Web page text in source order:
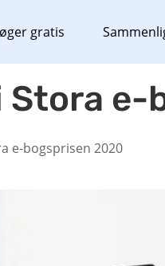
gratis
Stora
e-bogsprisen 2020